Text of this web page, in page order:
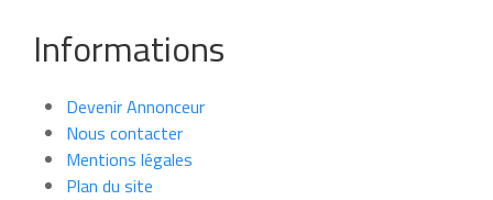
Informations
Devenir Annonceur
Nous contacter
Mentions légales
Plan du site